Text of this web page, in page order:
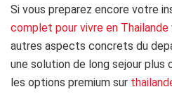
Si vous preparez encore votre
complet pour vivre en Thailande
autres aspects concrets du
une solution de long sejour plus
les options premium sur